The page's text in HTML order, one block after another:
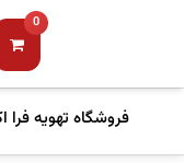
0
فروشگاه تهویه فرا